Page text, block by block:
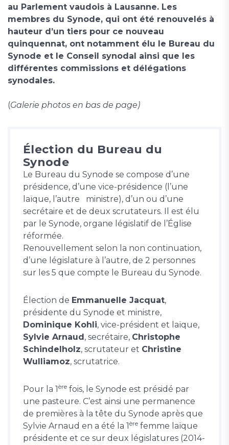
au Parlement vaudois à Lausanne. Les
membres du Synode, qui ont été renouvelés à
hauteur d’un tiers pour ce nouveau
quinquennat, ont notamment élu le Bureau du
Synode et le Conseil synodal ainsi que les
différentes commissions et délégations
synodales.
(Galerie photos en bas de page)
Élection du Bureau du
Synode
Le Bureau du Synode se compose d’une
présidence, d’une vice-présidence (l’une
laïque, l’autre ministre), d’un ou d’une
secrétaire et de deux scrutateurs. Il est élu
par le Synode, organe législatif de l’Église
réformée.
Renouvellement selon la non continuation,
d’une législature à l’autre, de 2 personnes
sur les 5 que compte le Bureau du Synode.
Élection de Emmanuelle Jacquat,
présidente du Synode et ministre,
Dominique Kohli, vice-président et laïque,
Sylvie Arnaud, secrétaire, Christophe
Schindelholz, scrutateur et Christine
Wulliamoz, scrutatrice.
Pour la 1ère fois, le Synode est présidé par
une pasteure. C’est ainsi une permanence
de premières à la tête du Synode après que
Sylvie Arnaud en a été la 1ère femme laïque
présidente et ce sur deux législatures (2014-